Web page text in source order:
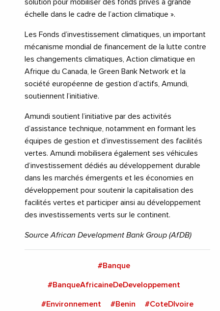
solution pour mobiliser des fonds privés à grande
échelle dans le cadre de l’action climatique ».
Les Fonds d’investissement climatiques, un important
mécanisme mondial de financement de la lutte contre
les changements climatiques, Action climatique en
Afrique du Canada, le Green Bank Network et la
société européenne de gestion d’actifs, Amundi,
soutiennent l’initiative.
Amundi soutient l’initiative par des activités
d’assistance technique, notamment en formant les
équipes de gestion et d’investissement des facilités
vertes. Amundi mobilisera également ses véhicules
d’investissement dédiés au développement durable
dans les marchés émergents et les économies en
développement pour soutenir la capitalisation des
facilités vertes et participer ainsi au développement
des investissements verts sur le continent.
Source African Development Bank Group (AfDB)
#Banque
#BanqueAfricaineDeDeveloppement
#Environnement #Benin #CoteDIvoire